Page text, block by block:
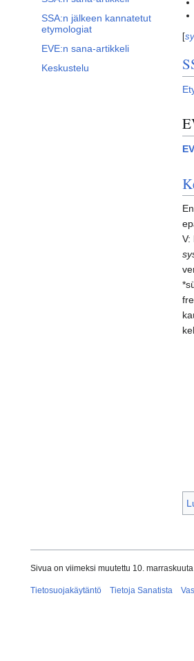
SSA:n jälkeen kannatetut
etymologiat
EVE:n sana-artikkeli
Keskustelu
[
V:
Sivua on viimeksi muutettu 10.
Tietosuojakäytäntö Tietoja Sanatista